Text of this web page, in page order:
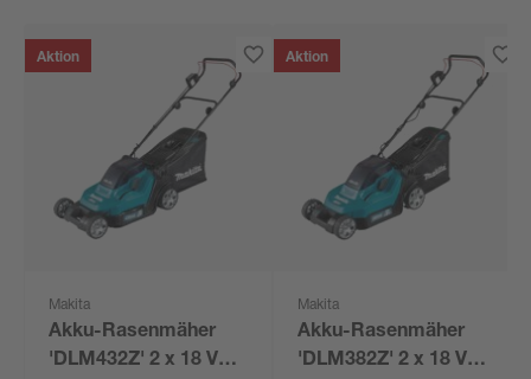
Aktion
Makita
Akku-Rasenmäher
'DLM432Z' 2 x 18 V
Aktion
Makita
Akku-Rasenmäher
'DLM382Z' 2 x 18 V